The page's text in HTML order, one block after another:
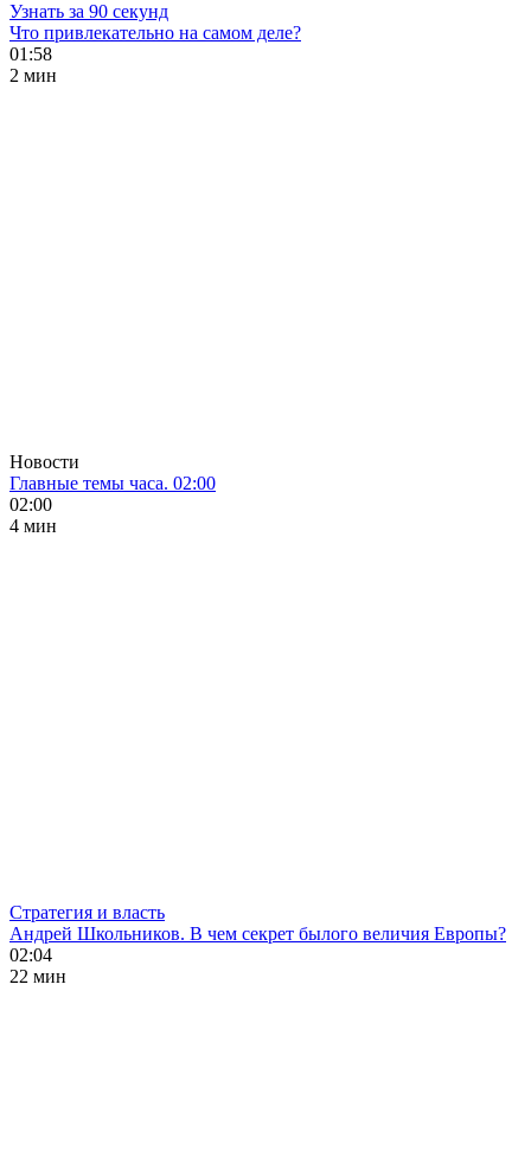
Узнать за 90 секунд
Что привлекательно на самом деле?
01:58
2 мин
Новости
Главные темы часа. 02:00
02:00
4 мин
Стратегия и власть
Андрей Школьников. В чем секрет былого величия Европы?
02:04
22 мин